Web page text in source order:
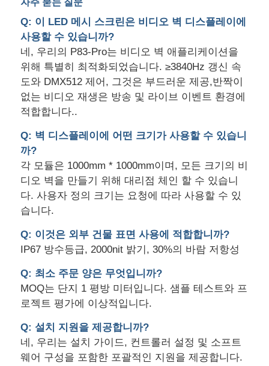
Q: 이 LED 메시 스크린은 비디오 벽 디스플레이에
사용할 수 있습니까?
네, 우리의 P83-Pro는 비디오 벽 애플리케이션을
위해 특별히 최적화되었습니다. ≥3840Hz 갱신 속
도와 DMX512 제어, 그것은 부드러운 제공,반짝이
없는 비디오 재생은 방송 및 라이브 이벤트 환경에
적합합니다..
Q: 벽 디스플레이에 어떤 크기가 사용할 수 있습니
까?
각 모듈은 1000mm * 1000mm이며, 모든 크기의 비
디오 벽을 만들기 위해 대리점 체인 할 수 있습니
다. 사용자 정의 크기는 요청에 따라 사용할 수 있
습니다.
Q: 이것은 외부 건물 표면 사용에 적합합니까?
IP67 방수등급, 2000nit 밝기, 30%의 바람 저항성
Q: 최소 주문 양은 무엇입니까?
MOQ는 단지 1 평방 미터입니다. 샘플 테스트와 프
로젝트 평가에 이상적입니다.
Q: 설치 지원을 제공합니까?
네, 우리는 설치 가이드, 컨트롤러 설정 및 소프트
웨어 구성을 포함한 포괄적인 지원을 제공합니다.